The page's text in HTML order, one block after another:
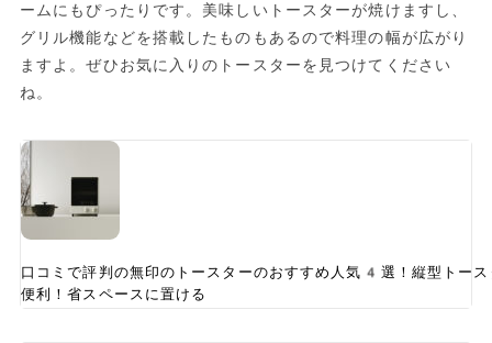
ームにもぴったりです。美味しいトースターが焼けますし、
グリル機能などを搭載したものもあるので料理の幅が広がり
ますよ。ぜひお気に入りのトースターを見つけてください
ね。
口コミで評判の無印のトースターのおすすめ人気4選！縦型トー
便利！省スペースに置ける